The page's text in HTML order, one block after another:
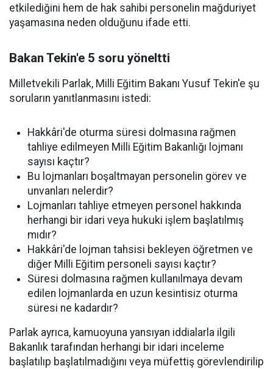
etkilediğini hem de hak sahibi personelin mağduriyet
yaşamasına neden olduğunu ifade etti.
Bakan Tekin'e 5 soru yöneltti
Milletvekili Parlak, Milli Eğitim Bakanı Yusuf Tekin'e şu
soruların yanıtlanmasını istedi:
Hakkâri'de oturma süresi dolmasına rağmen
tahliye edilmeyen Milli Eğitim Bakanlığı lojmanı
sayısı kaçtır?
Bu lojmanları boşaltmayan personelin görev ve
unvanları nelerdir?
Lojmanları tahliye etmeyen personel hakkında
herhangi bir idari veya hukuki işlem başlatılmış
mıdır?
Hakkâri'de lojman tahsisi bekleyen öğretmen ve
diğer Milli Eğitim personeli sayısı kaçtır?
Süresi dolmasına rağmen kullanılmaya devam
edilen lojmanlarda en uzun kesintisiz oturma
süresi ne kadardır?
Parlak ayrıca, kamuoyuna yansıyan iddialarla ilgili
Bakanlık tarafından herhangi bir idari inceleme
başlatılıp başlatılmadığını veya müfettiş görevlendirilip